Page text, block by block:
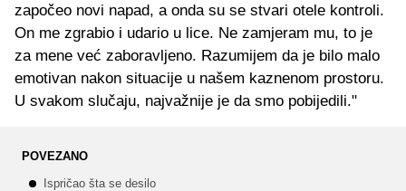
započeo novi napad, a onda su se stvari otele kontroli.
On me zgrabio i udario u lice. Ne zamjeram mu, to je
za mene već zaboravljeno. Razumijem da je bilo malo
emotivan nakon situacije u našem kaznenom prostoru.
U svakom slučaju, najvažnije je da smo pobijedili."
POVEZANO
Ispričao šta se desilo